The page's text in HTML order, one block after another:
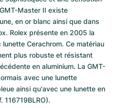
Master II existe
en or blanc ainsi que dans
Rolex présente en 2005 la
Cerachrom. Ce matériau
plus robuste et résistant
en aluminium. La GMT-
avec une lunette
ainsi qu'avec une lunette en
116719BLRO).